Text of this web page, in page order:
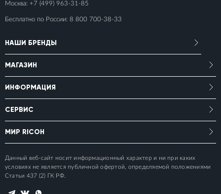
Москва: +7 (499) 963-31-85
Бесплатно по России: 8 800 700-38-33
НАШИ БРЕНДЫ
МАГАЗИН
ИНФОРМАЦИЯ
СЕРВИС
МИР RICOH
Данный веб-сайт носит информационный характер и ни при каких
условиях не является публичной офертой, определяемой положениями
Статьи 437 (2) ГК РФ.